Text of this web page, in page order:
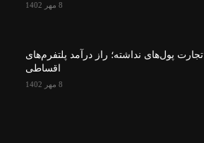
8 مهر 1402
تجارت پول‌های نداشته؛ راز درآمد پلتفرم‌های
اقساطی
8 مهر 1402